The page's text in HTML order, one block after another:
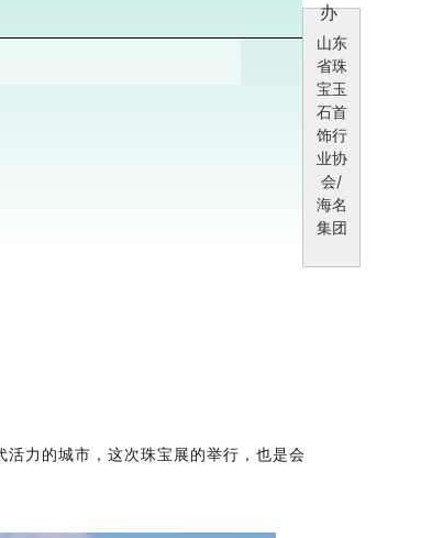
办
山东
省珠
宝玉
石首
饰行
业协
会/
海名
集团
力的城市，这次珠宝展的举行，也是会